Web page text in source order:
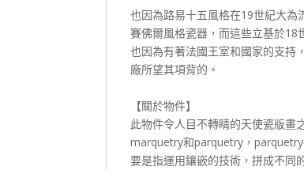
也因為路易十五風格在19世紀大為
賽佛爾風格瓷器，而這些立基於18
也因為有著法國王室和國家的支持
廠所望其項背的。
【關於物件】
此物件令人目不轉睛的天使瓷版畫
marquetry和parquetry，
要是指運用鑲嵌的技術，拼成不同